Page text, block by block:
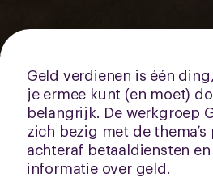
Geld verdienen is één
je ermee kunt (en moet)
belangrijk. De werkgroep
zich bezig met de
achteraf betaaldiensten
informatie over geld.